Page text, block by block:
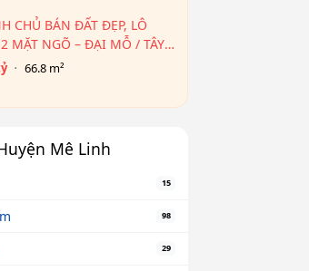
CHỦ BÁN ĐẤT ĐẸP, LÔ
MẶT NGÕ – ĐẠI MỖ / TÂY
CẠNH AEON HÀ ĐÔNG
66.8 m²
Mê Linh
15
98
29